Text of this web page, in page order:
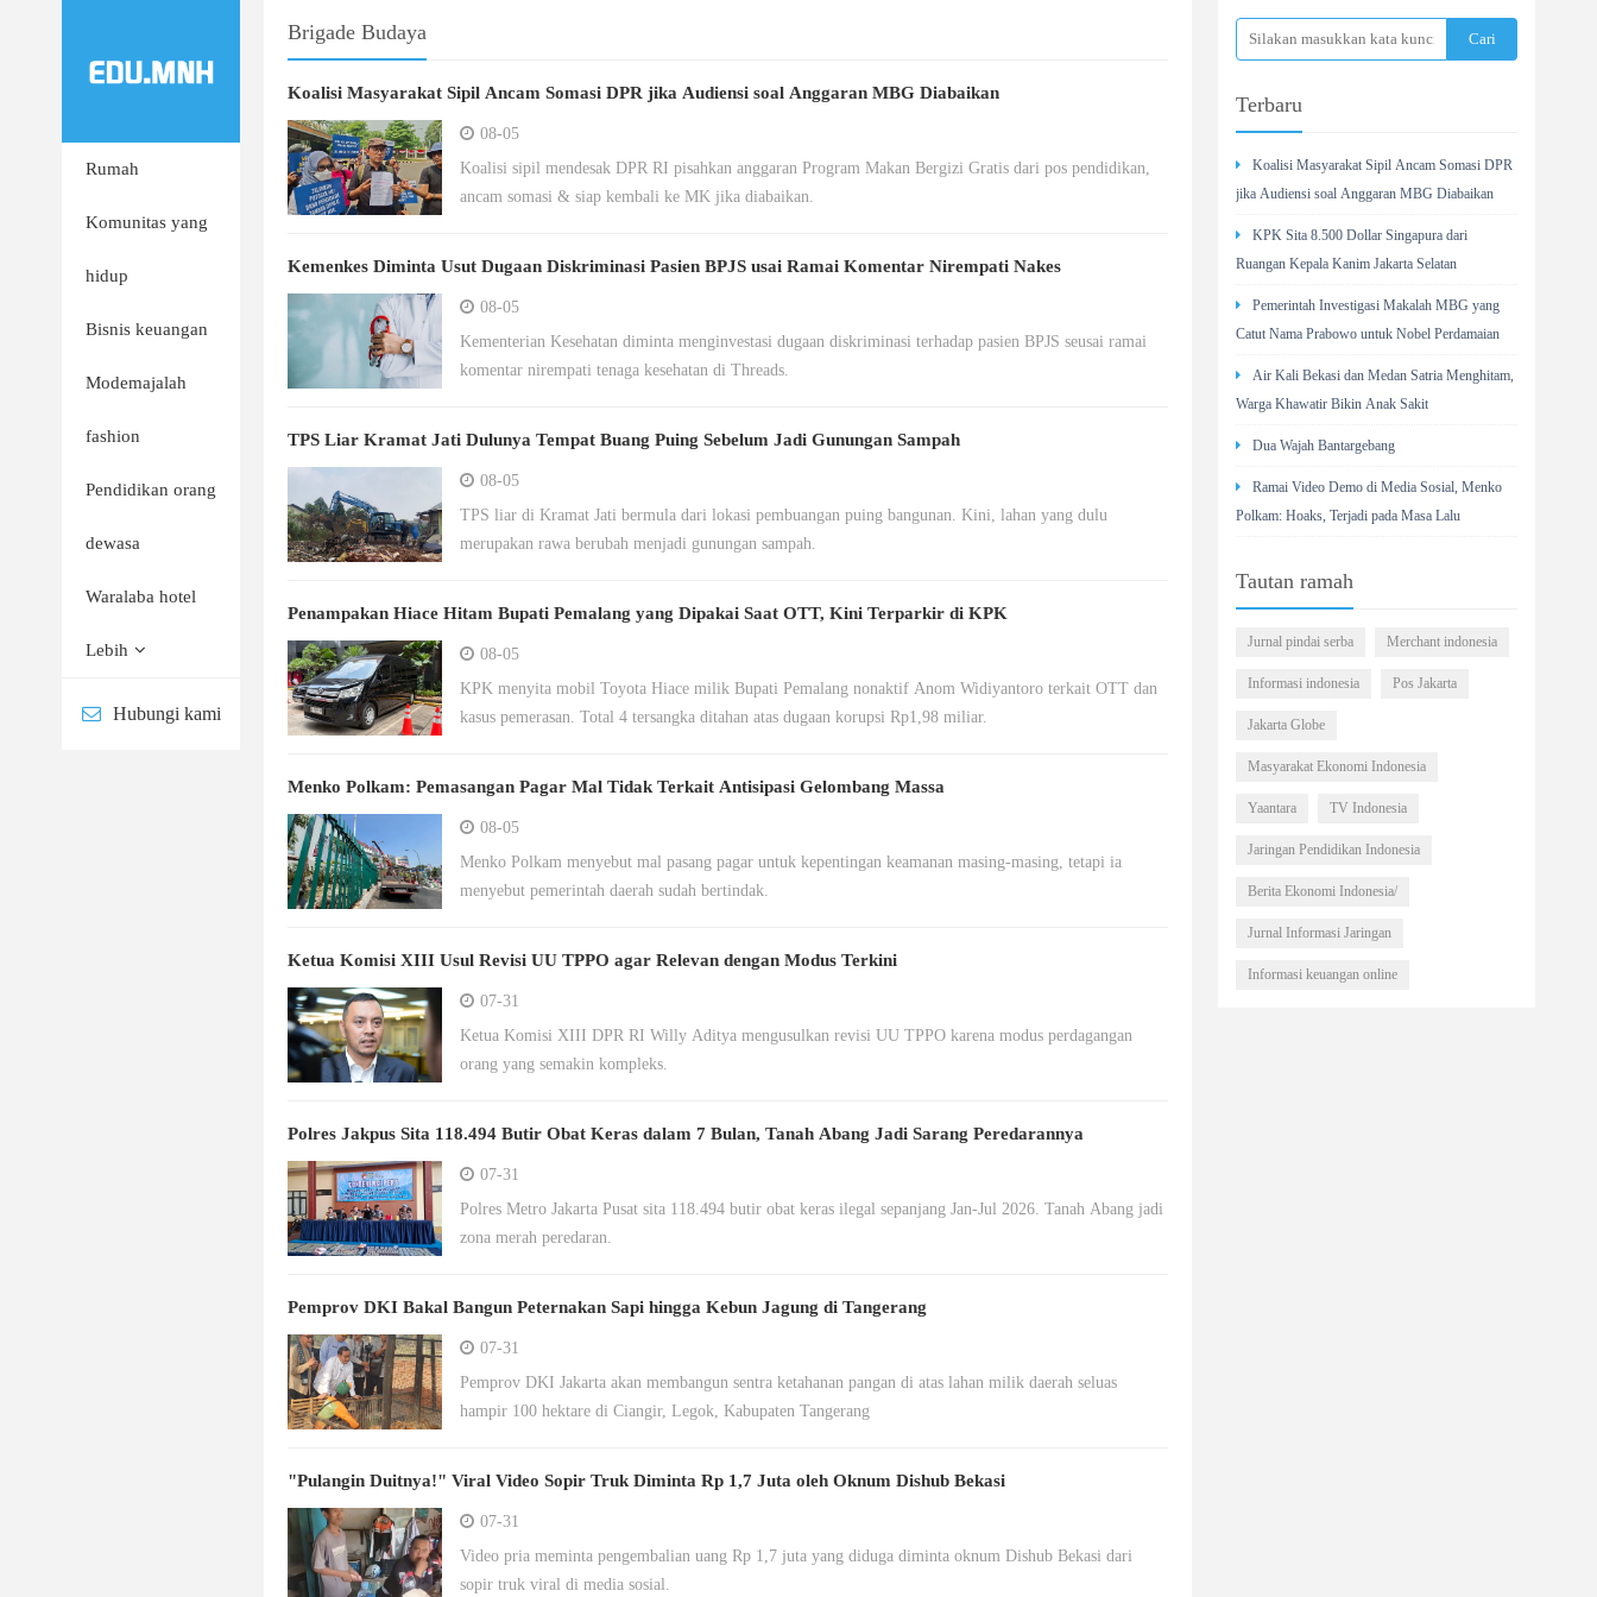
Rumah
Komunitas yang
hidup
Bisnis keuangan
Modemajalah
fashion
Pendidikan orang
dewasa
Waralaba hotel
Lebih
Hubungi kami
Brigade Budaya
Koalisi Masyarakat Sipil Ancam Somasi DPR jika Audiensi soal Anggaran MBG Diabaikan
08-05
Koalisi sipil mendesak DPR RI pisahkan anggaran Program Makan Bergizi Gratis dari pos pendidikan,
ancam somasi & siap kembali ke MK jika diabaikan.
Kemenkes Diminta Usut Dugaan Diskriminasi Pasien BPJS usai Ramai Komentar Nirempati Nakes
08-05
Kementerian Kesehatan diminta menginvestasi dugaan diskriminasi terhadap pasien BPJS seusai ramai
komentar nirempati tenaga kesehatan di Threads.
TPS Liar Kramat Jati Dulunya Tempat Buang Puing Sebelum Jadi Gunungan Sampah
08-05
TPS liar di Kramat Jati bermula dari lokasi pembuangan puing bangunan. Kini, lahan yang dulu
merupakan rawa berubah menjadi gunungan sampah.
Penampakan Hiace Hitam Bupati Pemalang yang Dipakai Saat OTT, Kini Terparkir di KPK
08-05
KPK menyita mobil Toyota Hiace milik Bupati Pemalang nonaktif Anom Widiyantoro terkait OTT dan
kasus pemerasan. Total 4 tersangka ditahan atas dugaan korupsi Rp1,98 miliar.
Menko Polkam: Pemasangan Pagar Mal Tidak Terkait Antisipasi Gelombang Massa
08-05
Menko Polkam menyebut mal pasang pagar untuk kepentingan keamanan masing-masing, tetapi ia
menyebut pemerintah daerah sudah bertindak.
Ketua Komisi XIII Usul Revisi UU TPPO agar Relevan dengan Modus Terkini
07-31
Ketua Komisi XIII DPR RI Willy Aditya mengusulkan revisi UU TPPO karena modus perdagangan
orang yang semakin kompleks.
Polres Jakpus Sita 118.494 Butir Obat Keras dalam 7 Bulan, Tanah Abang Jadi Sarang Peredarannya
07-31
Polres Metro Jakarta Pusat sita 118.494 butir obat keras ilegal sepanjang Jan-Jul 2026. Tanah Abang jadi
zona merah peredaran.
Pemprov DKI Bakal Bangun Peternakan Sapi hingga Kebun Jagung di Tangerang
07-31
Pemprov DKI Jakarta akan membangun sentra ketahanan pangan di atas lahan milik daerah seluas
hampir 100 hektare di Ciangir, Legok, Kabupaten Tangerang
"Pulangin Duitnya!" Viral Video Sopir Truk Diminta Rp 1,7 Juta oleh Oknum Dishub Bekasi
07-31
Video pria meminta pengembalian uang Rp 1,7 juta yang diduga diminta oknum Dishub Bekasi dari
sopir truk viral di media sosial.
Terbaru
Koalisi Masyarakat Sipil Ancam Somasi DPR
jika Audiensi soal Anggaran MBG Diabaikan
KPK Sita 8.500 Dollar Singapura dari
Ruangan Kepala Kanim Jakarta Selatan
Pemerintah Investigasi Makalah MBG yang
Catut Nama Prabowo untuk Nobel Perdamaian
Air Kali Bekasi dan Medan Satria Menghitam,
Warga Khawatir Bikin Anak Sakit
Dua Wajah Bantargebang
Ramai Video Demo di Media Sosial, Menko
Polkam: Hoaks, Terjadi pada Masa Lalu
Tautan ramah
Jurnal pindai serba Merchant indonesia
Informasi indonesia Pos Jakarta
Jakarta Globe
Masyarakat Ekonomi Indonesia
Yaantara TV Indonesia
Jaringan Pendidikan Indonesia
Berita Ekonomi Indonesia/
Jurnal Informasi Jaringan
Informasi keuangan online